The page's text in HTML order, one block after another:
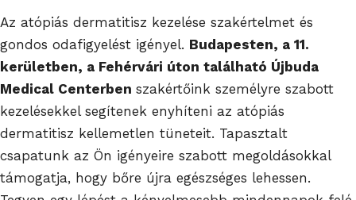
Az atópiás dermatitisz kezelése szakértelmet és
gondos odafigyelést igényel. Budapesten, a 11.
kerületben, a Fehérvári úton található Újbuda
Medical Centerben szakértőink személyre szabott
kezelésekkel segítenek enyhíteni az atópiás
dermatitisz kellemetlen tüneteit. Tapasztalt
csapatunk az Ön igényeire szabott megoldásokkal
támogatja, hogy bőre újra egészséges lehessen.